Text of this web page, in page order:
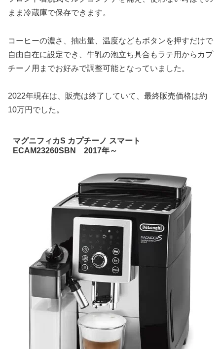
まま冷蔵庫で保存できます。
コーヒーの濃さ、抽出量、温度などもボタンを押すだけで
自由自在に設定でき、牛乳の泡立ち具合もラテ用からカプ
チーノ用までお好みで調整可能となっていました。
2022年現在は、販売は終了していて、最終販売価格は約
10万円でした。
マグニフィカS カプチーノ スマート
ECAM23260SBN 2017年～